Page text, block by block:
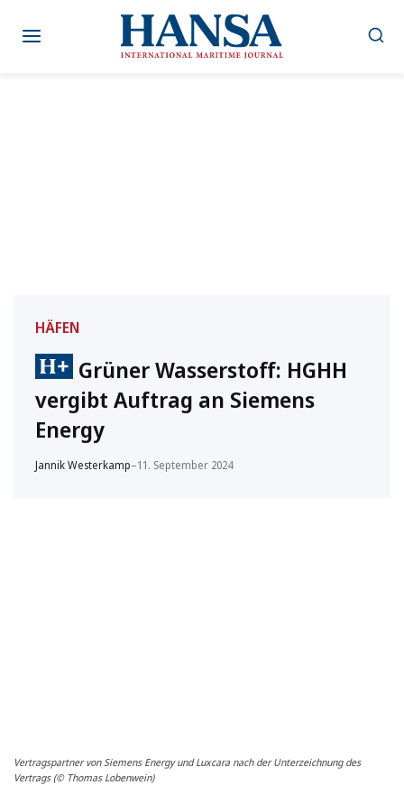
Inhalt
HÄFEN
Grüner Wasserstoff: HGHH
vergibt Auftrag an Siemens
Energy
Jannik Westerkamp–11. September 2024
Vertragspartner von Siemens Energy und Luxcara nach der Unterzeichnung des
Vertrags (© Thomas Lobenwein)